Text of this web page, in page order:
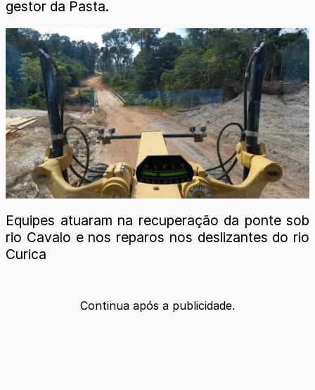
gestor da Pasta.
Equipes atuaram na recuperação da ponte sob
rio Cavalo e nos reparos nos deslizantes do rio
Curica
Continua após a publicidade.